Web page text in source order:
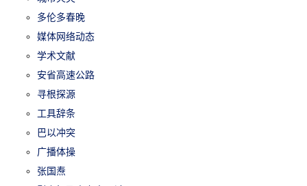
多伦多春晚
媒体网络动态
学术文献
安省高速公路
寻根探源
工具辞条
巴以冲突
广播体操
张国焘